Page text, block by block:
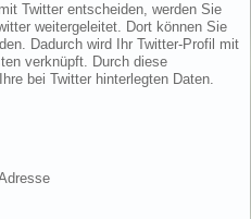
Twitter entscheiden, werden Sie
weitergeleitet. Dort können Sie
Dadurch wird Ihr Twitter-Profil mit
verknüpft. Durch diese
bei Twitter hinterlegten Daten.